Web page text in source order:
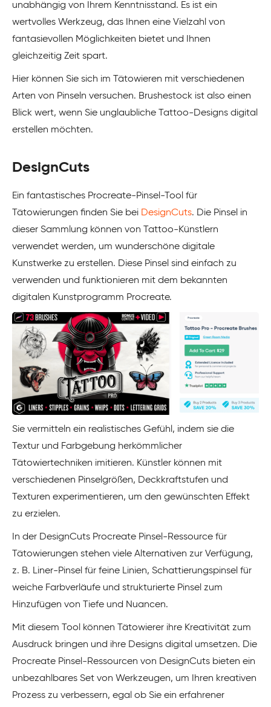
unabhängig von Ihrem Kenntnisstand. Es ist ein
wertvolles Werkzeug, das Ihnen eine Vielzahl von
fantasievollen Möglichkeiten bietet und Ihnen
gleichzeitig Zeit spart.
Hier können Sie sich im Tätowieren mit verschiedenen
Arten von Pinseln versuchen. Brushestock ist also einen
Blick wert, wenn Sie unglaubliche Tattoo-Designs digital
erstellen möchten.
DesignCuts
Ein fantastisches Procreate-Pinsel-Tool für
Tätowierungen finden Sie bei DesignCuts. Die Pinsel in
dieser Sammlung können von Tattoo-Künstlern
verwendet werden, um wunderschöne digitale
Kunstwerke zu erstellen. Diese Pinsel sind einfach zu
verwenden und funktionieren mit dem bekannten
digitalen Kunstprogramm Procreate.
Sie vermitteln ein realistisches Gefühl, indem sie die
Textur und Farbgebung herkömmlicher
Tätowiertechniken imitieren. Künstler können mit
verschiedenen Pinselgrößen, Deckkraftstufen und
Texturen experimentieren, um den gewünschten Effekt
zu erzielen.
In der DesignCuts Procreate Pinsel-Ressource für
Tätowierungen stehen viele Alternativen zur Verfügung,
z. B. Liner-Pinsel für feine Linien, Schattierungspinsel für
weiche Farbverläufe und strukturierte Pinsel zum
Hinzufügen von Tiefe und Nuancen.
Mit diesem Tool können Tätowierer ihre Kreativität zum
Ausdruck bringen und ihre Designs digital umsetzen. Die
Procreate Pinsel-Ressourcen von DesignCuts bieten ein
unbezahlbares Set von Werkzeugen, um Ihren kreativen
Prozess zu verbessern, egal ob Sie ein erfahrener